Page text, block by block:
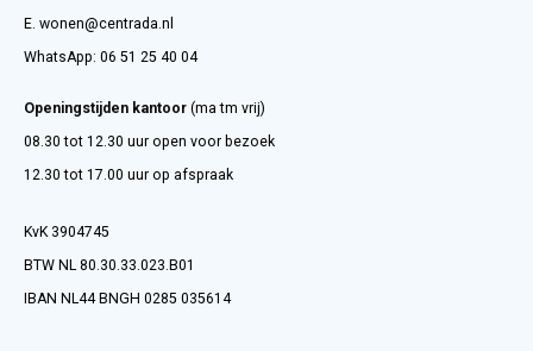
E. wonen@centrada.nl
WhatsApp: 06 51 25 40 04
Openingstijden kantoor (ma tm vrij)
08.30 tot 12.30 uur open voor bezoek
12.30 tot 17.00 uur op afspraak
KvK 3904745
BTW NL 80.30.33.023.B01
IBAN NL44 BNGH 0285 035614